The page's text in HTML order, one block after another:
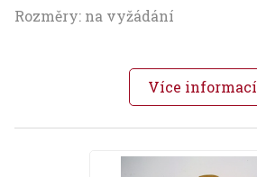
Rozměry: na vyžádání
Více informací